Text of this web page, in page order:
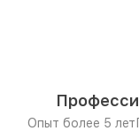
Опыт более 5 лет